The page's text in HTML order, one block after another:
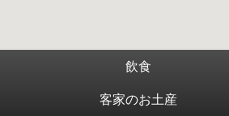
飲食
客家のお土産